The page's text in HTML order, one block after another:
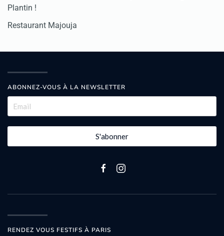
Plantin !
Restaurant Majouja
ABONNEZ-VOUS À LA NEWSLETTER
S'abonner
RENDEZ VOUS FESTIFS À PARIS